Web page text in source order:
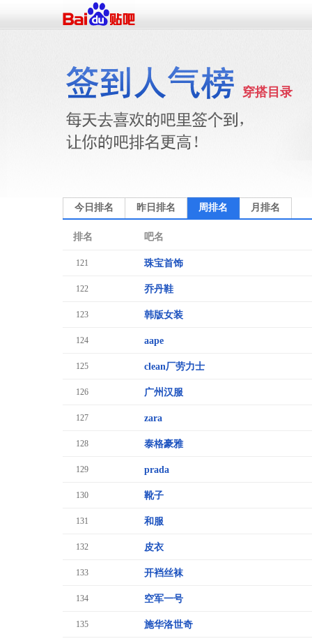
穿搭目录
今日排名 昨日排名 周排名 月排名
排名 吧名
121 珠宝首饰
122 乔丹鞋
123 韩版女装
124 aape
125 clean厂劳力士
126 广州汉服
127 zara
128 泰格豪雅
129 prada
130 靴子
131 和服
132 皮衣
133 开裆丝袜
134 空军一号
135 施华洛世奇